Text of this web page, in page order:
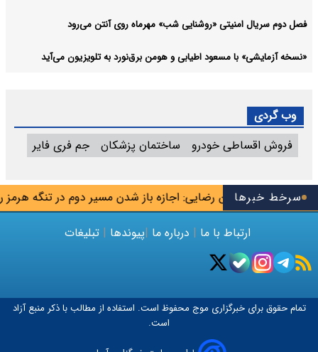
سرخط خبرهامحسن رضایی: اجازه باز شدن مسیر دوم در تنگه هرمز را
فصل دوم سریال امنیتی «روشنایی شب» مهرماه روی آنتن می‌رود
«نسخه آزمایشی» با مسعود اطیابی و هومن برق‌نورد به تلویزیون می‌آید
وب گردی
فروش اقساطی خودرو
ساختمان پزشکان جم فری فایر
ارتباط با ما | درباره ما |پیوندها | تبلیغات
تمام حقوق برای خبرگزاری موج محفوظ است. استفاده از مطالب با ذکر منبع آزاد
است.